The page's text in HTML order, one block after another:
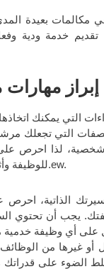
مكالمات بعيدة
خدمة ودية
إبراز
التي يمكنك
التي تجعلك
لذا احرص على
للوظيفة وأثناء المقابلة الشخصية.ew.
الذاتية،
يجب أن تحتوي
على أي وظيفة
أو غيرها من
الضوء على قدراتك